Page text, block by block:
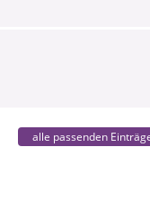
alle passenden